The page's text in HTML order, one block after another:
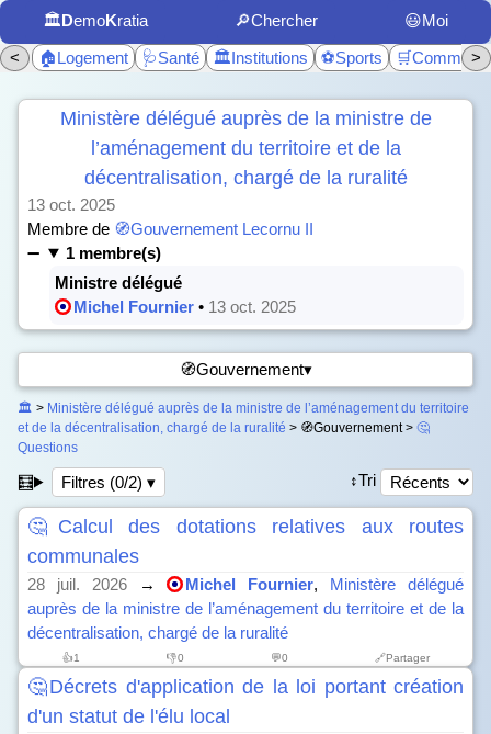
🏛️DemoKratia 🔎Chercher
😃Moi
<
🏠Logement 🩺Santé 🏛️Institutions ⚽Sports >
Ministère délégué auprès de la ministre de
l’aménagement du territoire et de la
décentralisation, chargé de la ruralité
13 oct. 2025
Membre de 🧭Gouvernement Lecornu II
1 membre(s)
Ministre délégué
Michel Fournier • 13 oct. 2025
🧭Gouvernement▾
🏛️ > Ministère délégué auprès de la ministre de l’aménagement du territoire
et de la décentralisation, chargé de la ruralité > 🧭Gouvernement > 🤔
Questions
🧮 Filtres (0/2) ▾ ↕️Tri
🤔Calcul des dotations relatives aux routes
communales
28 juil. 2026→ Michel Fournier, Ministère délégué
auprès de la ministre de l’aménagement du territoire et de la
décentralisation, chargé de la ruralité
👍1 👎0 💬0 🔗Partager
🤔Décrets d'application de la loi portant création
d'un statut de l'élu local